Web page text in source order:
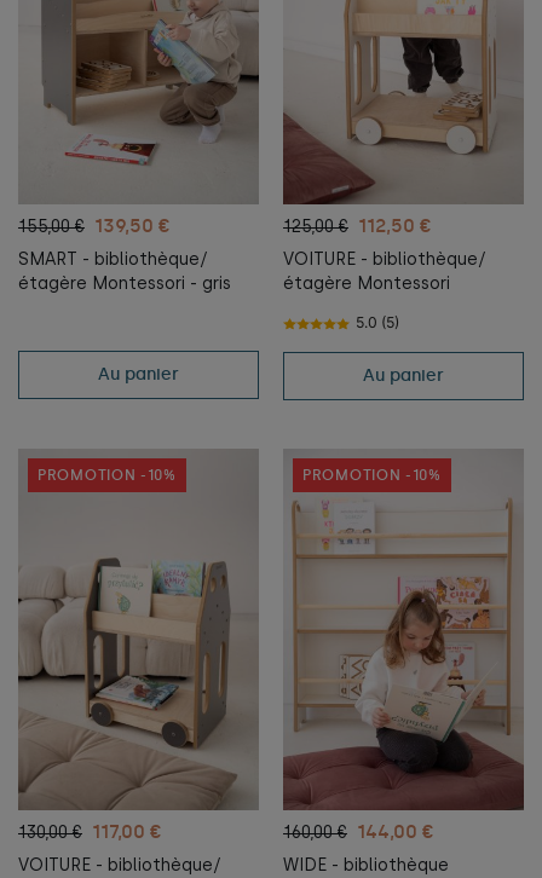
155,00 € 139,50 €
SMART - bibliothèque/
étagère Montessori - gris
Au panier
125,00 € 112,50 €
VOITURE - bibliothèque/
étagère Montessori
5.0 (5)
Au panier
130,00 € 117,00 €
VOITURE - bibliothèque/
PROMOTION -10%
160,00 € 144,00 €
WIDE - bibliothèque
PROMOTION -10%